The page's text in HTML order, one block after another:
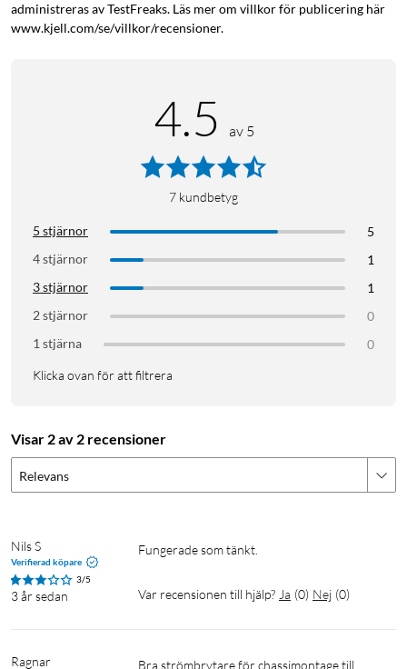
administreras av TestFreaks. Läs mer om villkor för publicering här
www.kjell.com/se/villkor/recensioner.
4.5 av 5
7 kundbetyg
5 stjärnor
5
4 stjärnor
1
3 stjärnor
1
2 stjärnor
0
1 stjärna
0
Klicka ovan för att filtrera
Visar 2 av 2 recensioner
Relevans
Nils S
Verifierad köpare
3/5
3 år sedan
Fungerade som tänkt.
Var recensionen till hjälp? Ja (0) Nej (0)
Ragnar Bra strömbrytare för chassimontage till